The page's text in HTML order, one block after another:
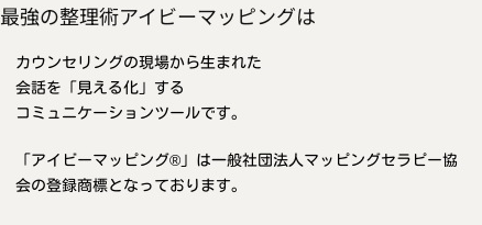
最強の整理術アイビーマッピングは
カウンセリングの現場から生まれた
会話を「見える化」する
コミュニケーションツールです。
「アイビーマッピング®」は一般社団法人マッピングセラピー協
会の登録商標となっております。